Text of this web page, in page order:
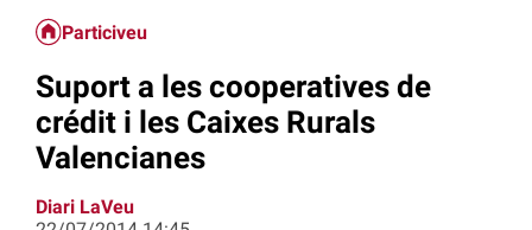
Particiveu
Suport a les cooperatives de
crédit i les Caixes Rurals
Valencianes
Diari LaVeu